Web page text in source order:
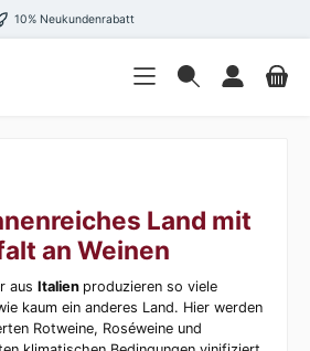
10% Neukundenrabatt
Land mit
an Weinen
aus Italien produzieren so viele
kaum ein anderes Land. Hier werden
Rotweine, Roséweine und